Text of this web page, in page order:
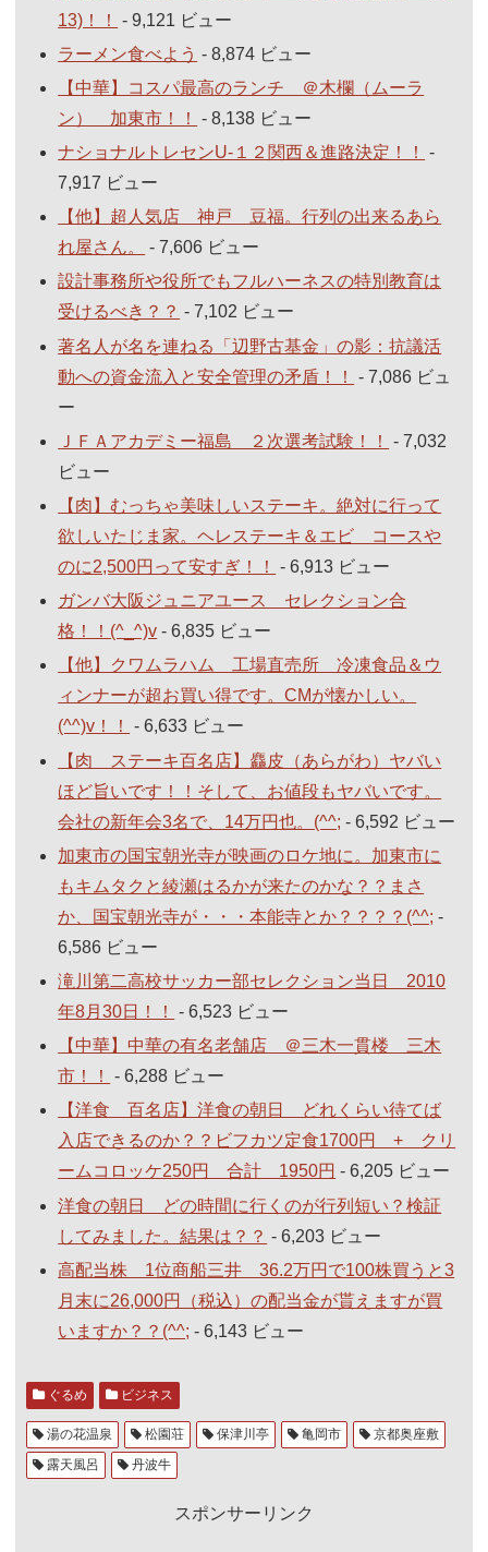
13)！！
- 9,121 ビュー
ラーメン食べよう - 8,874 ビュー
【中華】コスパ最高のランチ ＠木欄（ムーラ
ン） 加東市！！
- 8,138 ビュー
ナショナルトレセンU-１２関西＆進路決定！！
-
7,917 ビュー
【他】超人気店 神戸 豆福。行列の出来るあら
れ屋さん。
- 7,606 ビュー
設計事務所や役所でもフルハーネスの特別教育は
受けるべき？？ - 7,102 ビュー
著名人が名を連ねる「辺野古基金」の影：抗議活
動への資金流入と安全管理の矛盾！！
- 7,086 ビュ
ー
ＪＦＡアカデミー福島 ２次選考試験！！
- 7,032
ビュー
【肉】むっちゃ美味しいステーキ。絶対に行って
欲しいたじま家。ヘレステーキ＆エビ コースや
のに2,500円って安すぎ！！
- 6,913 ビュー
ガンバ大阪ジュニアユース セレクション合
格！！(^_^)v - 6,835 ビュー
【他】クワムラハム 工場直売所 冷凍食品＆ウ
ィンナーが超お買い得です。CMが懐かしい。
(^^)v！！
- 6,633 ビュー
【肉 ステーキ百名店】麤皮（あらがわ）ヤバい
ほど旨いです！！そして、お値段もヤバいです。
会社の新年会3名で、14万円也。(^^; - 6,592 ビュー
加東市の国宝朝光寺が映画のロケ地に。加東市に
もキムタクと綾瀬はるかが来たのかな？？まさ
か、国宝朝光寺が・・・本能寺とか？？？？(^^; -
6,586 ビュー
滝川第二高校サッカー部セレクション当日 2010
年8月30日！！
- 6,523 ビュー
【中華】中華の有名老舗店 ＠三木一貫楼 三木
市！！
- 6,288 ビュー
【洋食 百名店】洋食の朝日 どれくらい待てば
入店できるのか？？ビフカツ定食1700円 + クリ
ームコロッケ250円 合計 1950円 - 6,205 ビュー
洋食の朝日 どの時間に行くのが行列短い？検証
してみました。結果は？？ - 6,203 ビュー
高配当株 1位商船三井 36.2万円で100株買うと3
月末に26,000円（税込）の配当金が貰えますが買
いますか？？(^^; - 6,143 ビュー
ぐるめ ビジネス
湯の花温泉 松園荘 保津川亭 亀岡市
京都奥座敷
露天風呂
丹波牛
スポンサーリンク